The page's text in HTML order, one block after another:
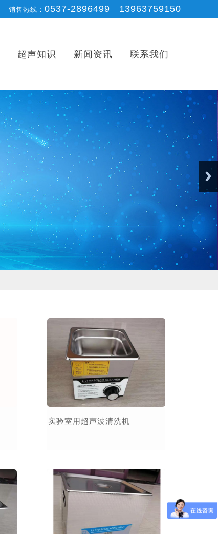
销售热线： 0537-2896499 13963759150
超声知识 新闻资讯 联系我们
实验室用超声波清洗机